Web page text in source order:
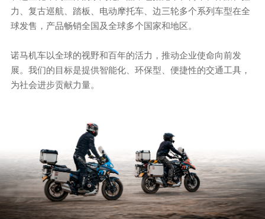
力、复古巡航、踏板、电动摩托车、边三轮多个系列车型在全
球发售，产品畅销全国及全球多个国家和地区。
诺马机车以全球的视野和百年的活力，推动企业使命向前发
展。我们的目标是提供智能化、环保型、便捷性的交通工具，
为社会进步贡献力量。